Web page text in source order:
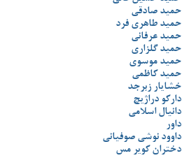
حمید صادقی
حمید طاهری فرد
حمید عرفانی
حمید گلزاری
حمید موسوی
حمید کاظمی
خشایار زبرجد
دارکو دراژیچ
دانیال اسلامی
داور
داوود نوشی صوفیانی
دختران کویر مس